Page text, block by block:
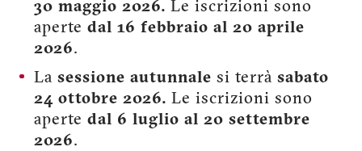
30 maggio 2026. Le iscrizioni sono
aperte dal 16 febbraio al 20 aprile
2026.
La sessione autunnale si terrà sabato
24 ottobre 2026. Le iscrizioni sono
aperte dal 6 luglio al 20 settembre
2026.